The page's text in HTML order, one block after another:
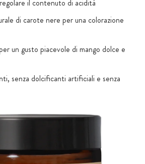
il contenuto di acidità
di carote nere per una colorazione
un gusto piacevole di mango dolce e
senza dolcificanti artificiali e senza